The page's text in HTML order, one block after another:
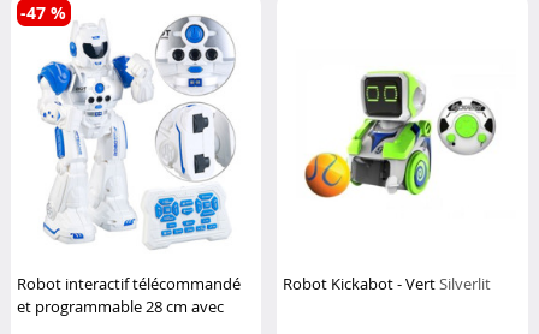
Robot interactif télécommandé
et programmable 28 cm avec
-47 %
Robot Kickabot - VertSilverlit